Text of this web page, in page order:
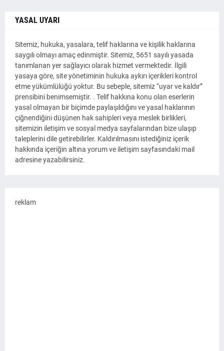
YASAL UYARI
Sitemiz, hukuka, yasalara, telif haklarına ve kişilik haklarına
saygılı olmayı amaç edinmiştir. Sitemiz, 5651 sayılı yasada
tanımlanan yer sağlayıcı olarak hizmet vermektedir. İlgili
yasaya göre, site yönetiminin hukuka aykırı içerikleri kontrol
etme yükümlülüğü yoktur. Bu sebeple, sitemiz “uyar ve kaldır”
prensibini benimsemiştir. . Telif hakkına konu olan eserlerin
yasal olmayan bir biçimde paylaşıldığını ve yasal haklarının
çiğnendiğini düşünen hak sahipleri veya meslek birlikleri,
sitemizin iletişim ve sosyal medya sayfalarından bize ulaşıp
taleplerini dile getirebilirler. Kaldırılmasını istediğiniz içerik
hakkında içeriğin altına yorum ve iletişim sayfasındaki mail
adresine yazabilirsiniz.
reklam